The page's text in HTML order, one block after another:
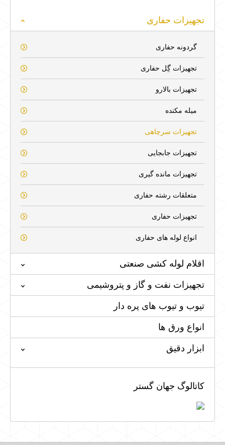
تجهیزات حفاری
گردونه حفاری
تجهیزات گِل حفاری
تجهیزات بالارو
میله مکنده
تجهیزات سرچاهی
تجهیزات جابجایی
تجهیزات مانده گیری
متعلقات رشته حفاری
تجهیزات حفاری
انواع لوله های حفاری
اقلام لوله کشی صنعتی
تجهیزات نفت و گاز و پتروشیمی
تیوب و تیوب های پره دار
انواع ورق ها
ابزار دقیق
کاتالوگ جهان گستر